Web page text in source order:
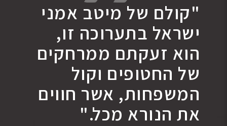
"קולם של מיטב אמני
ישראל בתערוכה זו,
הוא זעקתם ממרחקים
של החטופים וקול
המשפחות, אשר חווים
את הנורא מכל."